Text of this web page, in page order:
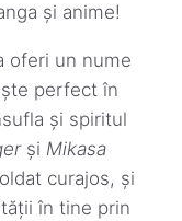
și anime!
oferi un nume
perfect în
și spiritul
și Mikasa
curajos, și
în tine prin